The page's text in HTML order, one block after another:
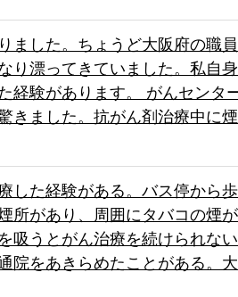
ました。ちょうど大阪府の職
り漂ってきていました。私自
経験があります。 がんセンタ
きました。抗がん剤治療中に
した経験がある。バス停から
所があり、周囲にタバコの煙
吸うとがん治療を続けられな
院をあきらめたことがある。